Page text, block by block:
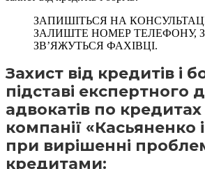
ЗАПИШІТЬСЯ НА
ЗАЛИШТЕ НОМЕР ТЕЛЕФОНУ,
ЗВ’ЯЖУТЬСЯ ФАХІВЦІ.
Захист від кредитів і
підставі експертного
адвокатів по
компанії «Касьяненко
при вирішенні
кредитами: